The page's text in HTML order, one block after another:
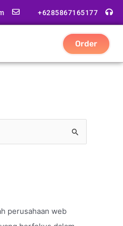
+6285867165177
Order
perusahaan web